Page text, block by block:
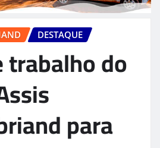
DESTAQUE
trabalho do
para